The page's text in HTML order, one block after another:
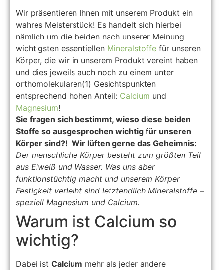
Wir präsentieren Ihnen mit unserem Produkt ein
wahres Meisterstück! Es handelt sich hierbei
nämlich um die beiden nach unserer Meinung
wichtigsten essentiellen Mineralstoffe für unseren
Körper, die wir in unserem Produkt vereint haben
und dies jeweils auch noch zu einem unter
orthomolekularen(1) Gesichtspunkten
entsprechend hohen Anteil: Calcium und
Magnesium!
Sie fragen sich bestimmt, wieso diese beiden
Stoffe so ausgesprochen wichtig für unseren
Körper sind?! Wir lüften gerne das Geheimnis:
Der menschliche Körper besteht zum größten Teil
aus Eiweiß und Wasser. Was uns aber
funktionstüchtig macht und unserem Körper
Festigkeit verleiht sind letztendlich Mineralstoffe –
speziell Magnesium und Calcium.
Warum ist Calcium so
wichtig?
Dabei istCalcium mehr als jeder andere